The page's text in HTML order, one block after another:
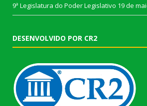
9ª Legislatura do Poder Legislativo 19 de
DESENVOLVIDO POR CR2